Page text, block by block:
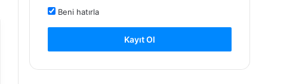
Beni hatırla
Kayıt Ol